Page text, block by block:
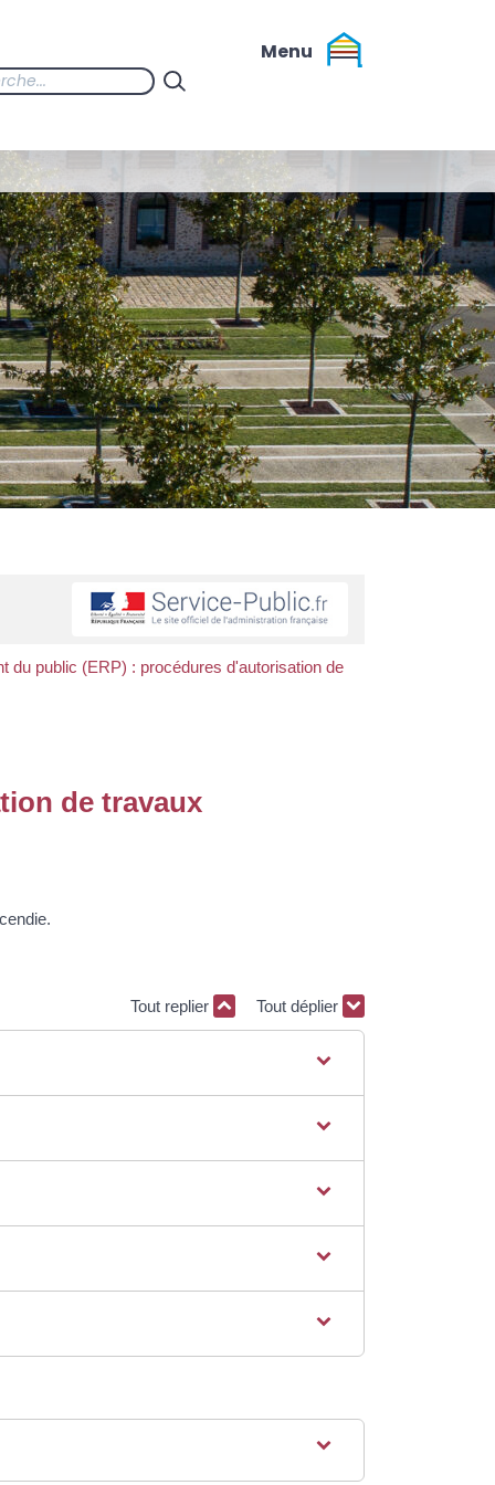
du public (ERP) : procédures d'autorisation de
de travaux
Tout replier Tout déplier